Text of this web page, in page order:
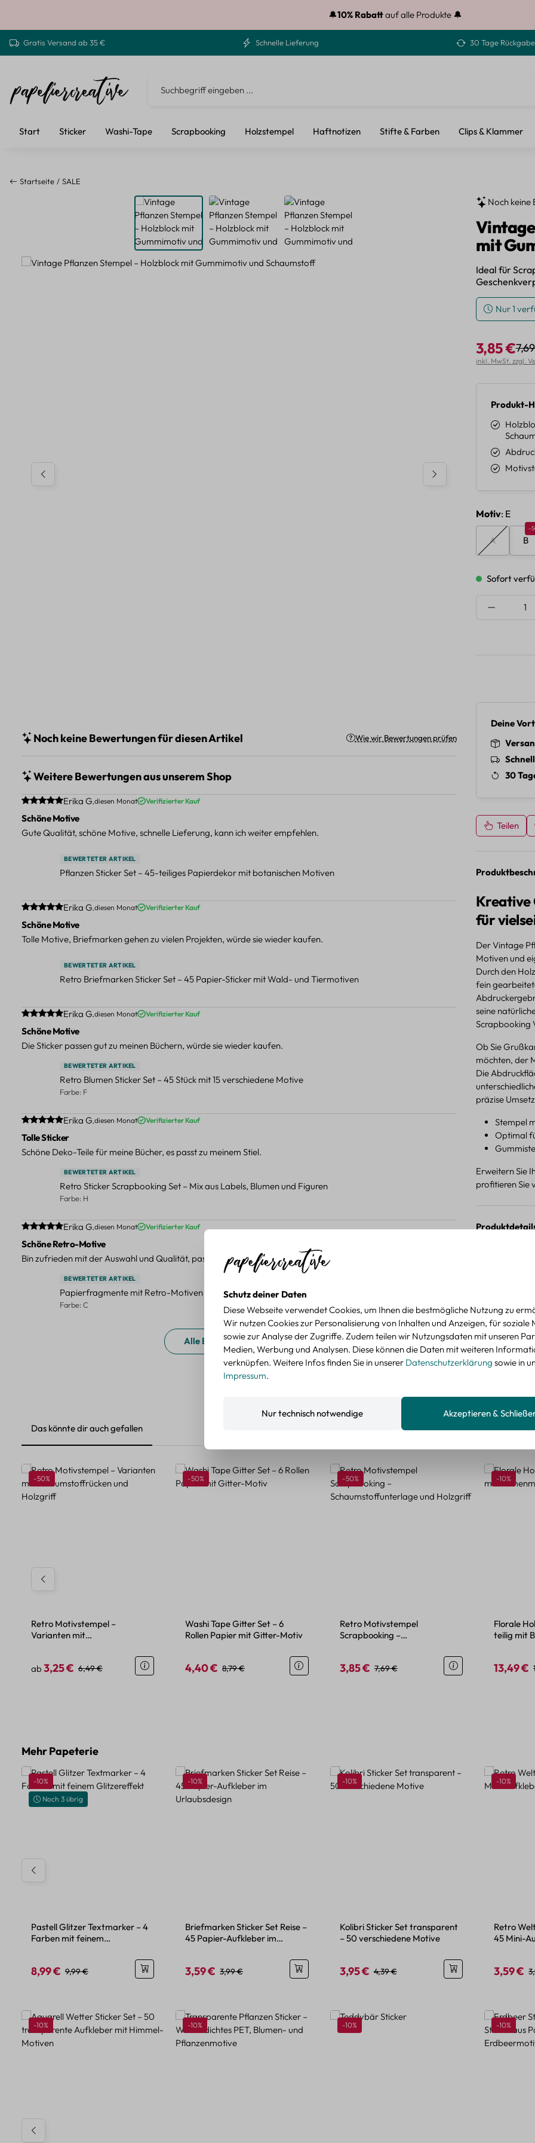
🔔10% Rabattauf alle Produkte 🔔
Gratis Versand ab 35 € Schnelle Lieferung 30 Tage
Start Sticker Washi-Tape Scrapbooking Holzstempel Haftnotizen Stifte & Farben Clips & Klammer
Startseite SALE
Noch keine
mit
Ideal für
Nur 1
Verkaufspreis:
3,85 €
inkl. MwSt. zzgl.
Produkt-
Motiv: E
A
(Diese
B
-
Sofort
Deine
30
Teilen
Kreative
für
Der Vintage
Motiven und
Durch den
fein
seine
Scrapbooking
Ob Sie
möchten, der
Die
präzise
Stempel
Optimal
Erweitern Sie
profitieren Sie
Noch keine Bewertungen für diesen Artikel Wie wir Bewertungen prüfen
Weitere Bewertungen aus unserem Shop
Durchschnittliche Bewertung von 5 von 5 Sternen
Erika G.diesen Monat Verifizierter Kauf
Schöne Motive
Gute Qualität, schöne Motive, schnelle Lieferung, kann ich weiter empfehlen.
BEWERTETER ARTIKEL
Pflanzen Sticker Set – 45-teiliges Papierdekor mit botanischen Motiven
Durchschnittliche Bewertung von 5 von 5 Sternen
Erika G.diesen Monat Verifizierter Kauf
Schöne Motive
Tolle Motive, Briefmarken gehen zu vielen Projekten, würde sie wieder kaufen.
BEWERTETER ARTIKEL
Retro Briefmarken Sticker Set – 45 Papier-Sticker mit Wald- und Tiermotiven
Durchschnittliche Bewertung von 5 von 5 Sternen
Erika G.diesen Monat Verifizierter Kauf
Schöne Motive
Die Sticker passen gut zu meinen Büchern, würde sie wieder kaufen.
BEWERTETER ARTIKEL
Retro Blumen Sticker Set – 45 Stück mit 15 verschiedene Motive
Farbe: F
Durchschnittliche Bewertung von 5 von 5 Sternen
Erika G.diesen Monat Verifizierter Kauf
Tolle Sticker
Schöne Deko-Teile für meine Bücher, es passt zu meinem Stiel.
BEWERTETER ARTIKEL
Retro Sticker Scrapbooking Set – Mix aus Labels, Blumen und Figuren
Farbe: H
Durchschnittliche Bewertung von 5 von 5 Sternen
Erika G.diesen Monat Verifizierter Kauf
Schöne Retro-Motive
Bin zufrieden mit der Auswahl und Qualität, passt gut zu meinen Projekten.
BEWERTETER ARTIKEL
Papierfragmente mit Retro-Motiven – 40-teiliges Set für kreative Projekte
Farbe: C
Alle Bewertungen anzeigen
Das könnte dir auch gefallen
Produktgalerie überspringen
Rabatt
-50%
Retro Motivstempel –
Varianten mit
Regulärer Preis:
ab3,25 € Regulärer Preis:
6,49 €
Rabatt
-50%
Washi Tape Gitter Set – 6
Rollen Papier mit Gitter-Motiv
Verkaufspreis:
4,40 € Regulärer Preis:
8,79 €
Rabatt
-50%
Retro Motivstempel
Scrapbooking –
Verkaufspreis:
3,85 € Regulärer Preis:
7,69 €
Rabatt
-10%
Florale
teilig mit
13,49 €
Produktgalerie überspringen
Mehr Papeterie
Rabatt
-10%
Noch 3 übrig
Pastell Glitzer Textmarker – 4
Farben mit feinem
Verkaufspreis:
8,99 € Regulärer Preis:
9,99 €
Rabatt
-10%
Briefmarken Sticker Set Reise –
45 Papier-Aufkleber im
Verkaufspreis:
3,59 € Regulärer Preis:
3,99 €
Rabatt
-10%
Kolibri Sticker Set transparent
– 50 verschiedene Motive
Verkaufspreis:
3,95 € Regulärer Preis:
4,39 €
Rabatt
-10%
Retro
45 Mini-
3,59 €
Produktgalerie überspringen
Rabatt
-10% Rabatt
-10% Rabatt
-10% Rabatt
-10%
Schutz deiner Daten
Diese Webseite verwendet Cookies, um Ihnen die bestmögliche Nutzung zu
Wir nutzen Cookies zur Personalisierung von Inhalten und Anzeigen, für soziale
sowie zur Analyse der Zugriffe. Zudem teilen wir Nutzungsdaten mit unseren
Medien, Werbung und Analysen. Diese können die Daten mit weiteren
verknüpfen. Weitere Infos finden Sie in unserer Datenschutzerklärung sowie in
Impressum.
Nur technisch notwendige Akzeptieren &